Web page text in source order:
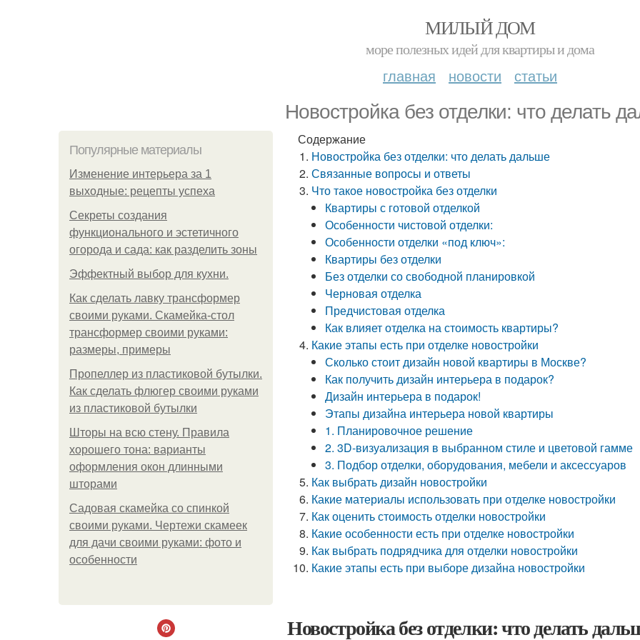
МИЛЫЙ ДОМ
море полезных идей для квартиры и дома
главная новости статьи
Новостройка без отделки: что делать
Популярные материалы
Изменение интерьера за 1
выходные: рецепты успеха
Секреты создания
функционального и эстетичного
огорода и сада: как разделить зоны
Эффектный выбор для кухни.
Как сделать лавку трансформер
своими руками. Скамейка-стол
трансформер своими руками:
размеры, примеры
Пропеллер из пластиковой бутылки.
Как сделать флюгер своими руками
из пластиковой бутылки
Шторы на всю стену. Правила
хорошего тона: варианты
оформления окон длинными
шторами
Садовая скамейка со спинкой
своими руками. Чертежи скамеек
для дачи своими руками: фото и
особенности
Содержание
Новостройка без отделки: что делать дальше
Связанные вопросы и ответы
Что такое новостройка без отделки
Квартиры с готовой отделкой
Особенности чистовой отделки:
Особенности отделки «под ключ»:
Квартиры без отделки
Без отделки со свободной планировкой
Черновая отделка
Предчистовая отделка
Как влияет отделка на стоимость квартиры?
Какие этапы есть при отделке новостройки
Сколько стоит дизайн новой квартиры в Москве?
Как получить дизайн интерьера в подарок?
Дизайн интерьера в подарок!
Этапы дизайна интерьера новой квартиры
1. Планировочное решение
2. 3D-визуализация в выбранном стиле и цветовой гамме
3. Подбор отделки, оборудования, мебели и аксессуаров
Как выбрать дизайн новостройки
Какие материалы использовать при отделке новостройки
Как оценить стоимость отделки новостройки
Какие особенности есть при отделке новостройки
Как выбрать подрядчика для отделки новостройки
Какие этапы есть при выборе дизайна новостройки
Новостройка без отделки: что делать